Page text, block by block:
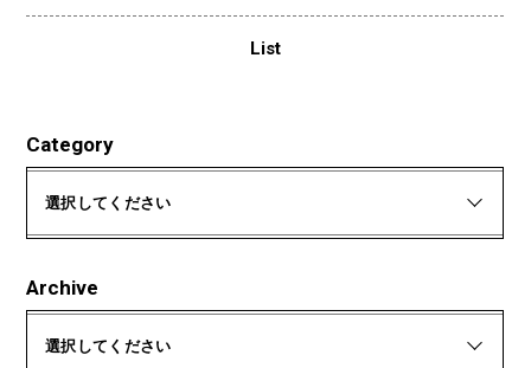
List
Category
選択してください
Archive
選択してください